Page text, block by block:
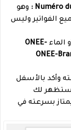
وهو
الفواتير وليس
الماء ONEE-
ONEE-
وأكد بالأسفل
لك
بسرعته في